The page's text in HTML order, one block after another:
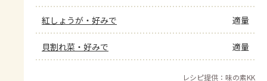
紅しょうが・好みで 適量
貝割れ菜・好みで 適量
レシピ提供：味の素KK